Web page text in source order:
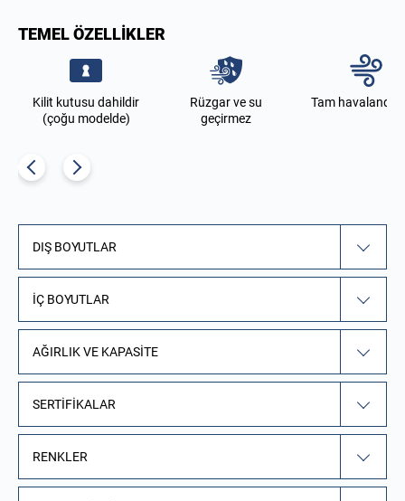
TEMEL ÖZELLIKLER
Kilit kutusu dahildir
(çoğu modelde)
Rüzgar ve su
geçirmez
Tam
DIŞ BOYUTLAR
İÇ BOYUTLAR
AĞIRLIK VE KAPASITE
SERTIFIKALAR
RENKLER